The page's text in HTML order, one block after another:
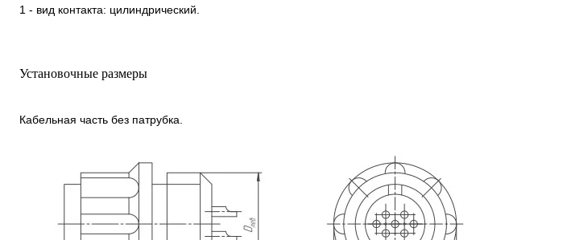
1 - вид контакта: цилиндрический.
Установочные размеры
Кабельная часть без патрубка.